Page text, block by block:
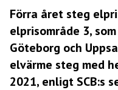
Förra året steg
elprisområde 3,
Göteborg och
elvärme steg med
2021, enligt SCB:s